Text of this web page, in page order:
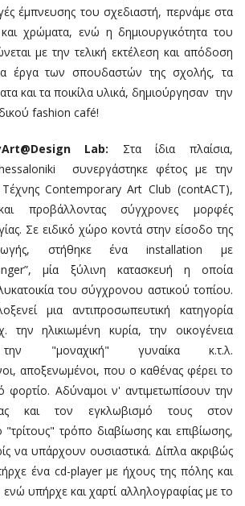
έμπνευσης του σχεδιαστή, περνάμε στα
χρώματα, ενώ η δημιουργικότητα του
με την τελική εκτέλεση και απόδοση
έργα των σπουδαστών της σχολής, τα
και τα ποικίλα υλικά, δημιούργησαν την
fashion café!
Lab: Στα ίδια πλαίσια,
συνεργάστηκε φέτος με την
Contemporary Art Club (contACT),
προβάλλοντας σύγχρονες μορφές
Σε ειδικό χώρο κοντά στην είσοδο της
στήθηκε ένα installation με
μία ξύλινη κατασκευή η οποία
του σύγχρονου αστικού τοπίου.
μια αντιπροσωπευτική κατηγορία
ηλικιωμένη κυρία, την οικογένεια
την "μοναχική" γυναίκα κ.τ.λ.
αποξενωμένοι, που ο καθένας φέρει το
φορτίο. Αδύναμοι ν' αντιμετωπίσουν την
και τον εγκλωβισμό τους στον
τρόπο διαβίωσης και επιβίωσης,
να υπάρχουν ουσιαστικά. Δίπλα ακριβώς
ένα cd-player με ήχους της πόλης και
υπήρχε και χαρτί αλληλογραφίας με το